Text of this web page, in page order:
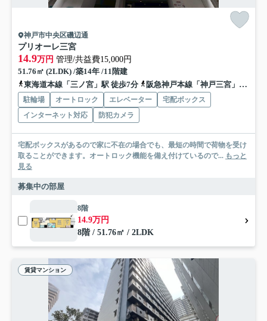
神戸市中央区磯辺通
プリオーレ三宮
14.9万円 管理/共益費15,000円
51.76㎡ (2LDK) /築14年 /11階建
東海道本線「三ノ宮」駅 徒歩7分
阪急神戸本線「神戸三宮」駅 徒歩9分
駐輪場 オートロック エレベーター
宅配ボックス
インターネット対応
防犯カメラ
宅配ボックスがあるので家に不在の場合でも、最短の時間で荷物を受け
取ることができます。オートロック機能を備え付けているので... もっと
見る
募集中の部屋
8階
14.9万円
8階 / 51.76㎡ / 2LDK
賃貸マンション